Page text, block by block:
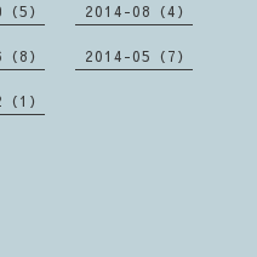
5） 2014-08（4）
8） 2014-05（7）
1）